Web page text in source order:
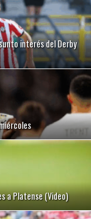
interés del Derby
a Platense (Video)